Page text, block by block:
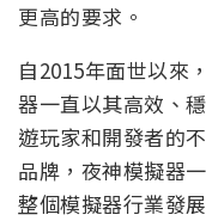
更高的要求。
自2015年面世以來
器一直以其高效、
遊玩家和開發者的
品牌，夜神模擬器
整個模擬器行業發展